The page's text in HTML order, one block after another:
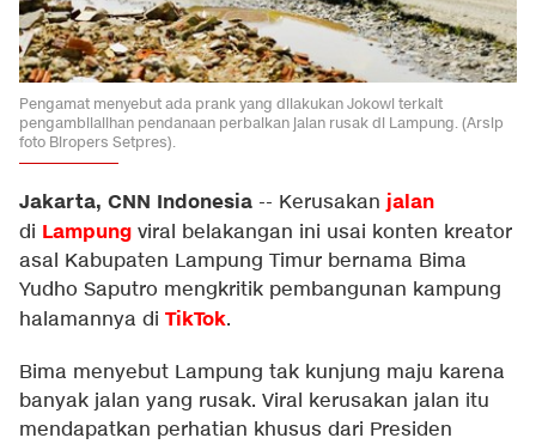
Pengamat menyebut ada prank yang dilakukan Jokowi terkait
pengambilalihan pendanaan perbaikan jalan rusak di Lampung. (Arsip
foto Biropers Setpres).
Jakarta, CNN Indonesia -- Kerusakan jalan
di Lampung viral belakangan ini usai konten kreator
asal Kabupaten Lampung Timur bernama Bima
Yudho Saputro mengkritik pembangunan kampung
halamannya di TikTok.
Bima menyebut Lampung tak kunjung maju karena
banyak jalan yang rusak. Viral kerusakan jalan itu
mendapatkan perhatian khusus dari Presiden